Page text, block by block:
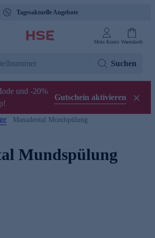
Tagesaktuelle Angebote
Mein Konto Warenkorb
Suchen
und -20%
Gutschein aktivieren
Manadental Mundspülung
Mundspülung